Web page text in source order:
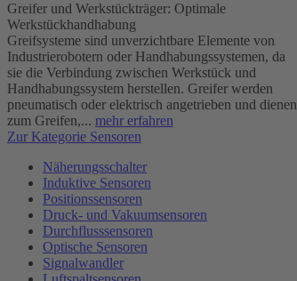
Greifer und Werkstückträger: Optimale
Werkstückhandhabung
Greifsysteme sind unverzichtbare Elemente von
Industrierobotern oder Handhabungssystemen, da
sie die Verbindung zwischen Werkstück und
Handhabungssystem herstellen. Greifer werden
pneumatisch oder elektrisch angetrieben und dienen
zum Greifen,... mehr erfahren
Zur Kategorie Sensoren
Näherungsschalter
Induktive Sensoren
Positionssensoren
Druck- und Vakuumsensoren
Durchflusssensoren
Optische Sensoren
Signalwandler